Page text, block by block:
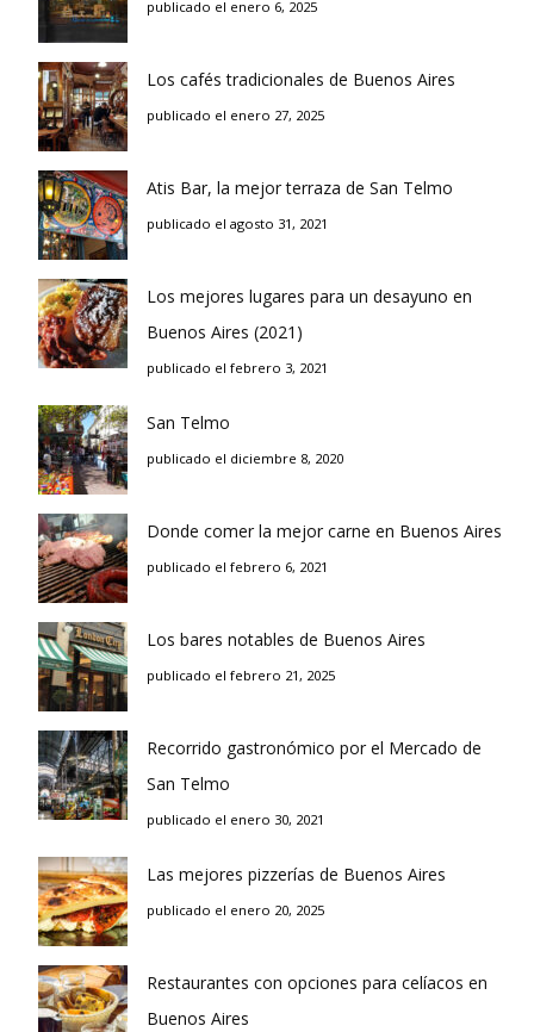
publicado el enero 6, 2025
Los cafés tradicionales de Buenos Aires
publicado el enero 27, 2025
Atis Bar, la mejor terraza de San Telmo
publicado el agosto 31, 2021
Los mejores lugares para un desayuno en
Buenos Aires (2021)
publicado el febrero 3, 2021
San Telmo
publicado el diciembre 8, 2020
Donde comer la mejor carne en Buenos Aires
publicado el febrero 6, 2021
Los bares notables de Buenos Aires
publicado el febrero 21, 2025
Recorrido gastronómico por el Mercado de
San Telmo
publicado el enero 30, 2021
Las mejores pizzerías de Buenos Aires
publicado el enero 20, 2025
Restaurantes con opciones para celíacos en
Buenos Aires